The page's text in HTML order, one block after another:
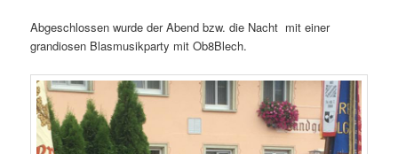
Abgeschlossen wurde der Abend bzw. die Nacht mit einer
grandiosen Blasmusikparty mit Ob8Blech.